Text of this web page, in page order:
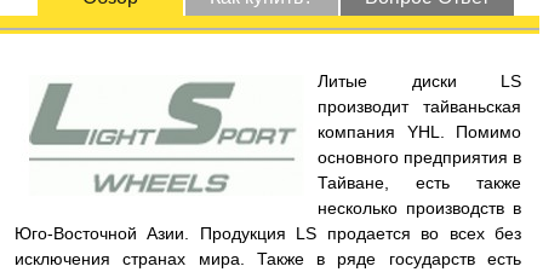
Литые диски LS
производит тайваньская
компания YHL. Помимо
основного предприятия в
Тайване, есть также
несколько производств в
Юго-Восточной Азии. Продукция LS продается во всех без
исключения странах мира. Также в ряде государств есть